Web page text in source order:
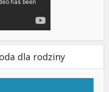
dla rodziny